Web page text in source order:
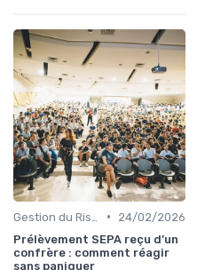
•
24/02/2026
Prélèvement SEPA reçu d’un
confrère : comment réagir
sans paniquer